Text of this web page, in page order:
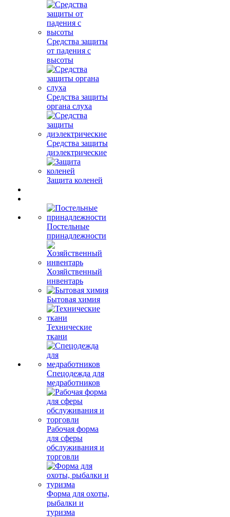
Средства защиты
от падения с
высоты
Средства защиты
органа слуха
Средства защиты
диэлектрические
Защита коленей
Постельные
принадлежности
Хозяйственный
инвентарь
Бытовая химия
Технические
ткани
Спецодежда для
медработников
Рабочая форма
для сферы
обслуживания и
торговли
Форма для охоты,
рыбалки и
туризма